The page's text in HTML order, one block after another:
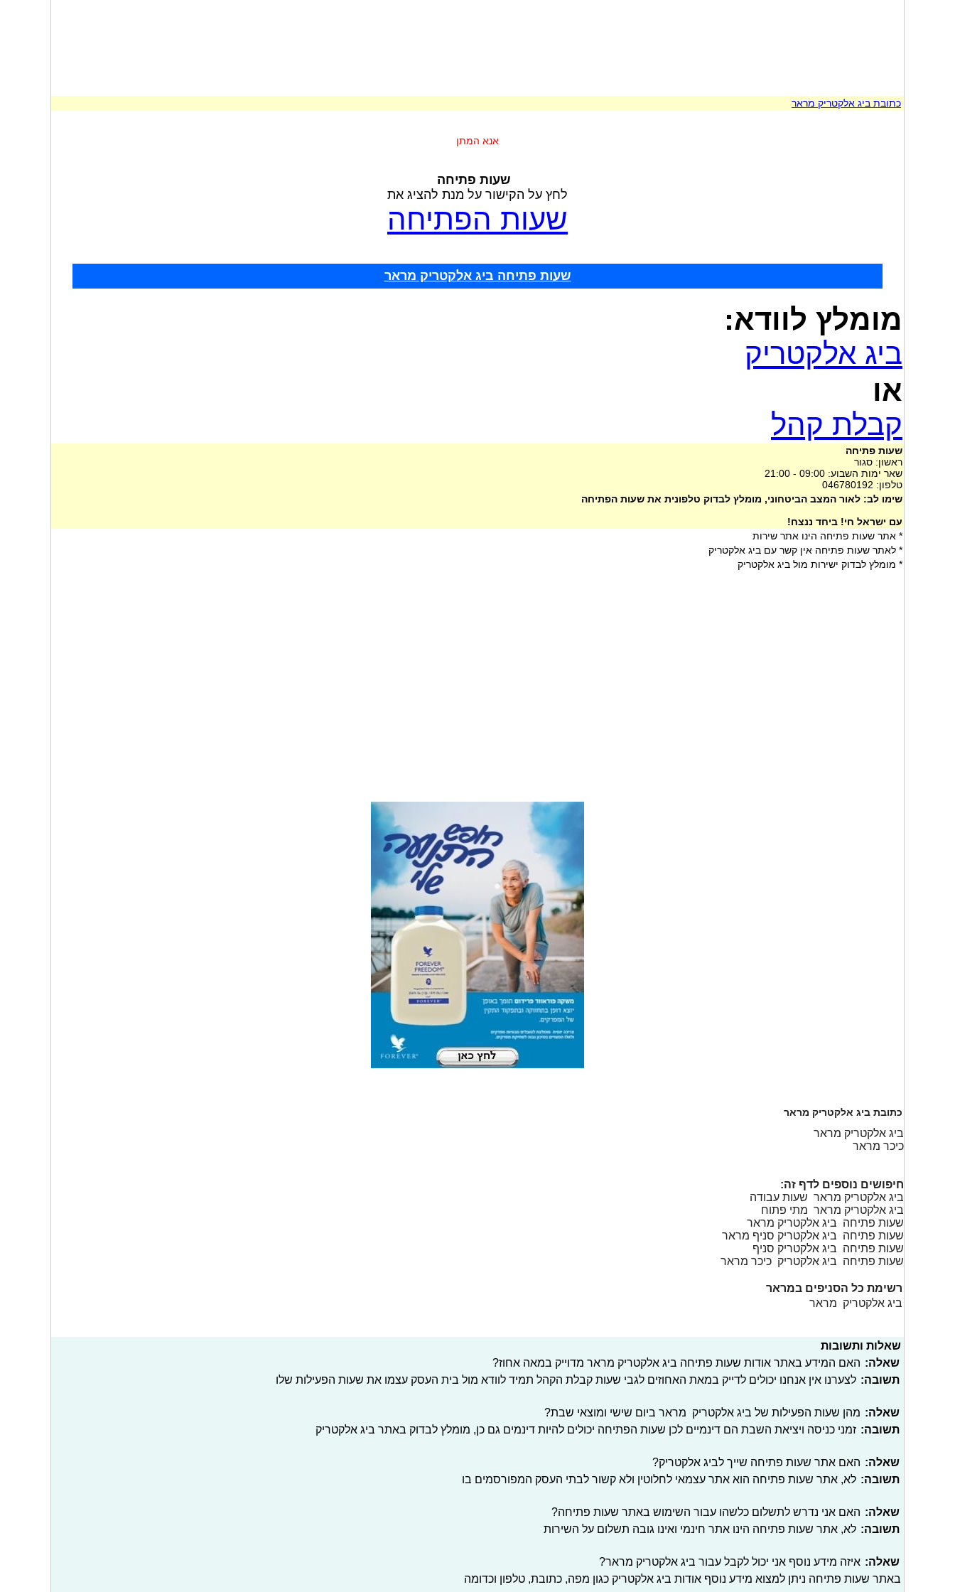
כתובת ביג אלקטריק מראר
אנא המתן
שעות פתיחה
לחץ על הקישור על מנת להציג את
שעות הפתיחה
שעות פתיחה ביג אלקטריק מראר
מומלץ לוודא:
ביג אלקטריק
או
קבלת קהל
שעות פתיחה
ראשון: סגור
שאר ימות השבוע: 09:00 - 21:00
טלפון: 046780192
שימו לב: לאור המצב הביטחוני, מומלץ לבדוק טלפונית את שעות הפתיחה
עם ישראל חי! ביחד ננצח!
* אתר שעות פתיחה הינו אתר שירות
* לאתר שעות פתיחה אין קשר עם ביג אלקטריק
* מומלץ לבדוק ישירות מול ביג אלקטריק
כתובת ביג אלקטריק מראר
ביג אלקטריק מראר
כיכר מראר
חיפושים נוספים לדף זה:
ביג אלקטריק מראר שעות עבודה
ביג אלקטריק מראר מתי פתוח
שעות פתיחה ביג אלקטריק מראר
שעות פתיחה ביג אלקטריק סניף מראר
שעות פתיחה ביג אלקטריק סניף
שעות פתיחה ביג אלקטריק כיכר מראר
רשימת כל הסניפים במראר
ביג אלקטריק מראר
שאלות ותשובות
שאלה: האם המידע באתר אודות שעות פתיחה ביג אלקטריק מראר מדוייק במאה אחוז?
תשובה: לצערנו אין אנחנו יכולים לדייק במאת האחוזים לגבי שעות קבלת הקהל תמיד לוודא מול בית העסק עצמו את שעות הפעילות שלו
שאלה: מהן שעות הפעילות של ביג אלקטריק מראר ביום שישי ומוצאי שבת?
תשובה: זמני כניסה ויציאת השבת הם דינמיים לכן שעות הפתיחה יכולים להיות דינמים גם כן, מומלץ לבדוק באתר ביג אלקטריק
שאלה: האם אתר שעות פתיחה שייך לביג אלקטריק?
תשובה: לא, אתר שעות פתיחה הוא אתר עצמאי לחלוטין ולא קשור לבתי העסק המפורסמים בו
שאלה: האם אני נדרש לתשלום כלשהו עבור השימוש באתר שעות פתיחה?
תשובה: לא, אתר שעות פתיחה הינו אתר חינמי ואינו גובה תשלום על השירות
שאלה: איזה מידע נוסף אני יכול לקבל עבור ביג אלקטריק מראר?
באתר שעות פתיחה ניתן למצוא מידע נוסף אודות ביג אלקטריק כגון מפה, כתובת, טלפון וכדומה